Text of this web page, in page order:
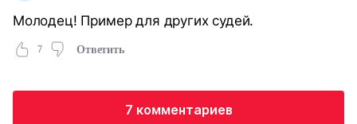
Молодец! Пример для других судей.
7 Ответить
7 комментариев